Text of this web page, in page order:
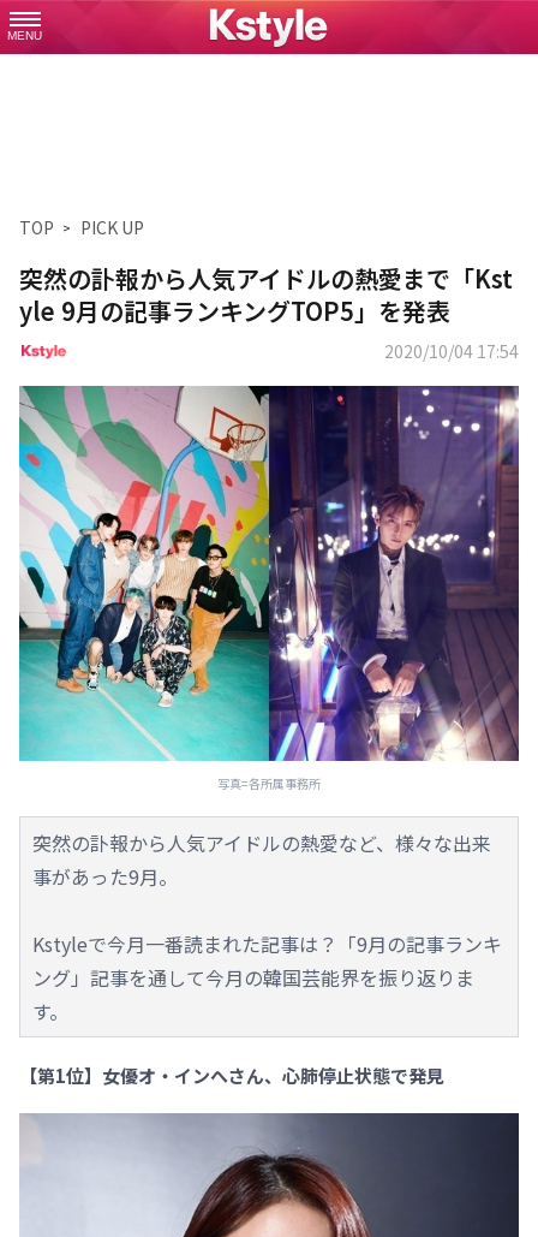
MENU
TOP PICK UP
突然の訃報から人気アイドルの熱愛まで「Kst
yle 9月の記事ランキングTOP5」を発表
2020/10/04 17:54
写真=各所属事務所
突然の訃報から人気アイドルの熱愛など、様々な出来
事があった9月。
Kstyleで今月一番読まれた記事は？「9月の記事ランキ
ング」記事を通して今月の韓国芸能界を振り返りま
す。
【第1位】女優オ・インへさん、心肺停止状態で発見